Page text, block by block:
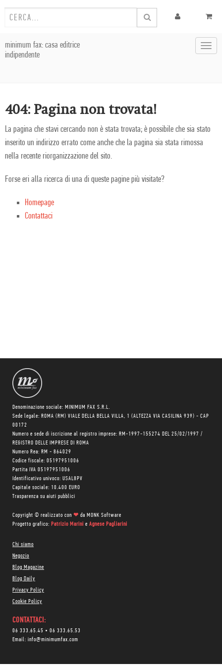
minimum fax: casa editrice
indipendente
404: Pagina non trovata!
La pagina che stavi cercando non è stata trovata; è possibile che sia stato
inserito un indirizzo errato come anche che la pagina sia stata rimossa
nella recente riorganizzazione del sito.
Forse eri alla ricerca di una di queste pagine più visitate?
Homepage
Contattaci
Denominazione sociale: MINIMUM FAX S.R.L.
Sede legale: ROMA (RM) VIALE DELLA BELLA VILLA, 1 (ALTEZZA VIA CASILINA 939) - CAP
00172
Numero e sede di iscrizione al registro imprese: RM-1997-155274 DEL 25/02/1997 /
REGISTRO DELLE IMPRESE DI ROMA
Numero Rea: RM - 864029
Codice fiscale: 05197951006
Partita IVA 05197951006
Identificativo univoco: USAL8PV
Capitale sociale: 10.400 EURO
Trasparenza su aiuti pubblici
Copyright © realizzato con ❤ da MONK Software
Progetto grafico: Patrizio Marini e Agnese Pagliarini
Chi siamo
Negozio
Blog Magazine
Blog Daily
Privacy Policy
Cookie Policy
CONTATTACI:
06 333.65.45 • 06 333.65.53
Email: info@minimumfax.com